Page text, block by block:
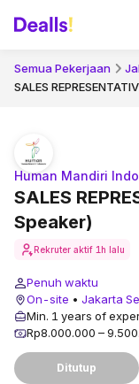
Semua Pekerjaan
SALES
Speaker)
Human Mandiri
Rekruter aktif 1h lalu
Penuh waktu
On-site • Jakarta
Min. 1 years of
Rp8.000.000 –
Ditutup